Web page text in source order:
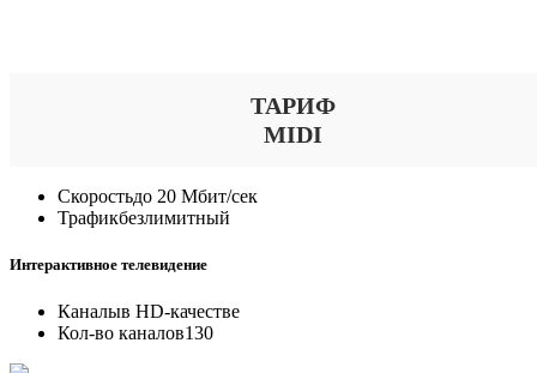
ТАРИФ
MIDI
Скоростьдо 20 Мбит/сек
Трафикбезлимитный
Интерактивное телевидение
Каналыв HD-качестве
Кол-во каналов130